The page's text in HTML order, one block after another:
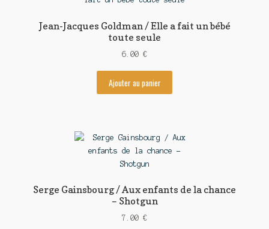
Jean-Jacques Goldman / Elle a fait un bébé
toute seule
6.00 €
Ajouter au panier
Serge Gainsbourg / Aux enfants de la chance
– Shotgun
7.00 €